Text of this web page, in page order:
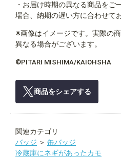
・お届け時期の異なる商品をご
場合、納期の遅い方に合わせて
※画像はイメージです。実際の
異なる場合がございます。
©PITARI MISHIMA/KAIOHSHA
商品をシェアする
関連カテゴリ
バッジ ＞ 缶バッジ
冷蔵庫にネギがあったカモ